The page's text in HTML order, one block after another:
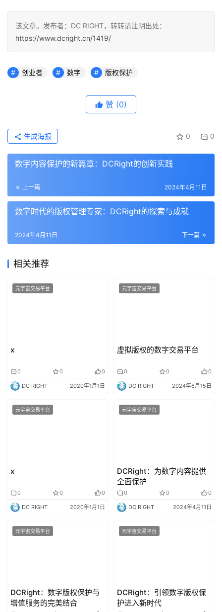
该文章。发布者：DC RIGHT，转转请注明出处：
https://www.dcright.cn/1419/
创业者 数字 版权保护
赞 (0)
0 0
生成海报
数字内容保护的新篇章：DCRight的创新实践
上一篇 2024年4月11日
数字时代的版权管理专家：DCRight的探索与成就
下一篇
2024年4月11日
相关推荐
元宇宙交易平台
x
0 0 0
DC RIGHT 2020年1月1日
元宇宙交易平台
虚拟版权的数字交易平台
0 0 0
DC RIGHT 2024年6月15日
元宇宙交易平台
x
0 0 0
DC RIGHT 2020年1月1日
元宇宙交易平台
DCRight：为数字内容提供
全面保护
0 0 0
DC RIGHT 2024年4月11日
元宇宙交易平台
DCRight：数字版权保护与
增值服务的完美结合
元宇宙交易平台
DCRight：引领数字版权保
护进入新时代